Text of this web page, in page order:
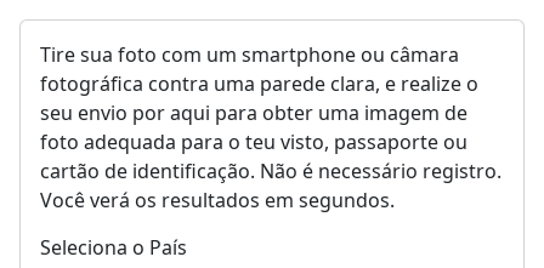
Tire sua foto com um smartphone ou câmara
fotográfica contra uma parede clara, e realize o
seu envio por aqui para obter uma imagem de
foto adequada para o teu visto, passaporte ou
cartão de identificação. Não é necessário registro.
Você verá os resultados em segundos.
Seleciona o País